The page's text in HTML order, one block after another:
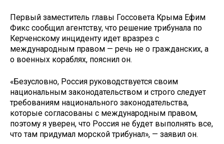
Первый заместитель главы Госсовета Крыма Ефим
Фикс сообщил агентству, что решение трибунала по
Керченскому инциденту идет вразрез с
международным правом — речь не о гражданских, а
о военных кораблях, пояснил он.
«Безусловно, Россия руководствуется своим
национальным законодательством и строго следует
требованиям национального законодательства,
которые согласованы с международным правом,
поэтому я уверен, что Россия не будет выполнять все,
что там придумал морской трибунал», — заявил он.